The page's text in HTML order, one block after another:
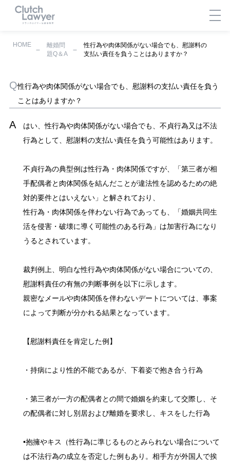
HOME
離婚問
題Q＆A
性行為や肉体関係がない場合でも、慰謝料の
支払い責任を負うことはありますか？
性行為や肉体関係がない場合でも、慰謝料の支払い責任を負う
ことはありますか？
はい、性行為や肉体関係がない場合でも、不貞行為又は不法
行為として、慰謝料の支払い責任を負う可能性はあります。
不貞行為の典型例は性行為・肉体関係ですが、「第三者が相
手配偶者と肉体関係を結んだことが違法性を認めるための絶
対的要件とはいえない」と解されており、
性行為・肉体関係を伴わない行為であっても、「婚姻共同生
活を侵害・破壊に導く可能性のある行為」は加害行為になり
うるとされています。
裁判例上、明白な性行為や肉体関係がない場合についての、
慰謝料責任の有無の判断事例を以下に示します。
親密なメールや肉体関係を伴わないデートについては、事案
によって判断が分かれる結果となっています。
【慰謝料責任を肯定した例】
・持病により性的不能であるが、下着姿で抱き合う行為
・第三者が一方の配偶者との間で婚姻を約束して交際し、そ
の配偶者に対し別居および離婚を要求し、キスをした行為
•抱擁やキス（性行為に準じるものとみられない場合について
は不法行為の成立を否定した例もあり。相手方が外国人で挨